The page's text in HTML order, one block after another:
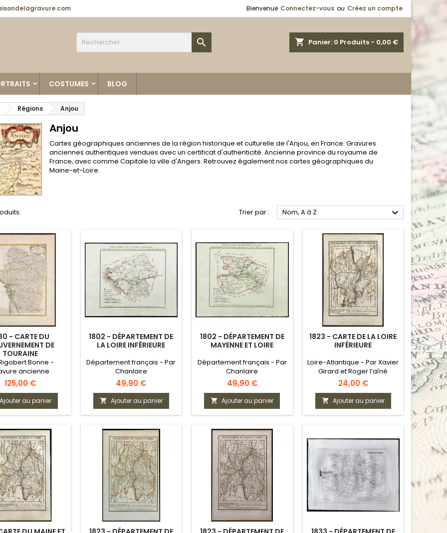
Bienvenue Connectez-vous ou Créez un compte
shopping_cart Panier: 0 Produits - 0,00 €

COSTUMES BLOG
Régions Anjou
Anjou
Cartes géographiques anciennes de la région historique et culturelle de l'Anjou, en France. Gravures
anciennes authentiques vendues avec un certificat d'authenticité. Ancienne province du royaume de
France, avec comme Capitale la ville d'Angers. Retrouvez également nos cartes géographiques du
Maine-et-Loire.
Trier par : Nom, A à Z 
- CARTE DU
DE
TOURAINE
Bonne -
ancienne
Prix
125,00 €
Ajouter au panier
1802 - DÉPARTEMENT DE
LA LOIRE INFÉRIEURE
Département français - Par
Chanlaire
Prix
49,90 €
 Ajouter au panier
1802 - DÉPARTEMENT DE
MAYENNE ET LOIRE
Département français - Par
Chanlaire
Prix
49,90 €
 Ajouter au panier
1823 - CARTE DE LA LOIRE
INFÉRIEURE
Loire-Atlantique - Par Xavier
Girard et Roger l’aîné
Prix
24,00 €
 Ajouter au panier